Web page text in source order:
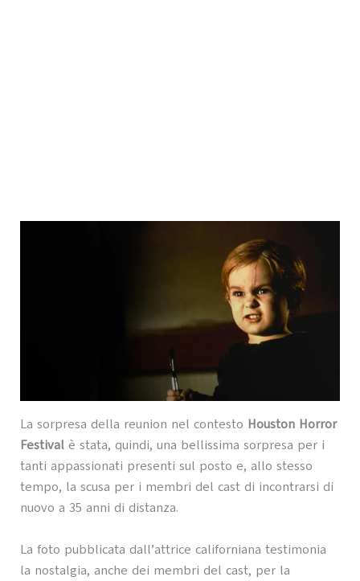
La sorpresa della reunion nel contesto Houston Horror
Festivalè stata, quindi, una bellissima sorpresa per i
tanti appassionati presenti sul posto e, allo stesso
tempo, la scusa per i membri del cast di incontrarsi di
nuovo a 35 anni di distanza.
La foto pubblicata dall’attrice californiana testimonia
la nostalgia, anche dei membri del cast, per la